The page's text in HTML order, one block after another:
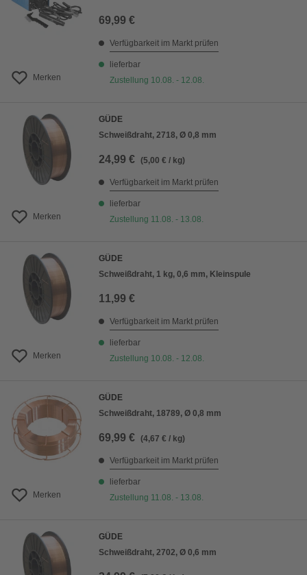
Merken
69,99 €
Verfügbarkeit im Markt prüfen
lieferbar
Zustellung 10.08. - 12.08.
Merken
GÜDE
Schweißdraht, 2718, Ø 0,8 mm
24,99 € (5,00 € / kg)
Verfügbarkeit im Markt prüfen
lieferbar
Zustellung 11.08. - 13.08.
Merken
GÜDE
Schweißdraht, 1 kg, 0,6 mm, Kleinspule
11,99 €
Verfügbarkeit im Markt prüfen
lieferbar
Zustellung 10.08. - 12.08.
Merken
GÜDE
Schweißdraht, 18789, Ø 0,8 mm
69,99 € (4,67 € / kg)
Verfügbarkeit im Markt prüfen
lieferbar
Zustellung 11.08. - 13.08.
GÜDE
Schweißdraht, 2702, Ø 0,6 mm